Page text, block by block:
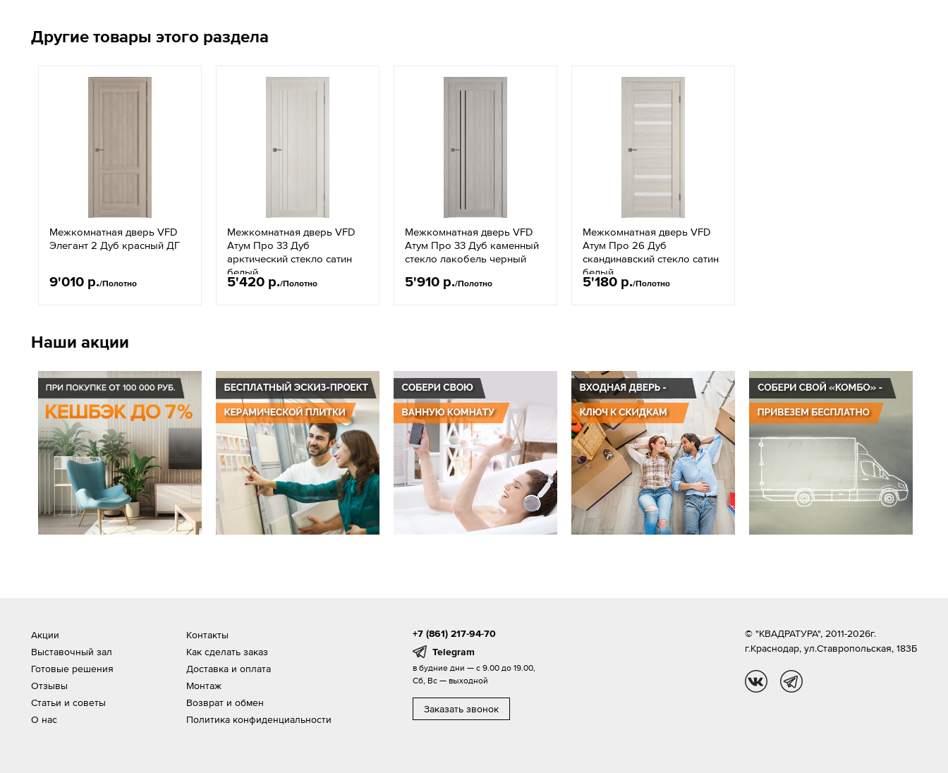
Другие товары этого раздела
Межкомнатная дверь VFD
Элегант 2 Дуб красный ДГ
9'010 р./Полотно
Межкомнатная дверь VFD
Атум Про 33 Дуб
арктический стекло сатин
белый
5'420 р./Полотно
Межкомнатная дверь VFD
Атум Про 33 Дуб каменный
стекло лакобель черный
5'910 р./Полотно
Межкомнатная дверь VFD
Атум Про 26 Дуб
скандинавский стекло сатин
белый
5'180 р./Полотно
Наши акции
Акции
Выставочный зал
Готовые решения
Отзывы
Статьи и советы
О нас
Контакты
Как сделать заказ
Доставка и оплата
Монтаж
Возврат и обмен
Политика конфиденциальности
+7 (861) 217-94-70
Telegram
в будние дни — с 9.00 до 19.00,
Сб, Вс — выходной
Заказать звонок
© "КВАДРАТУРА", 2011-2026г.
г.Краснодар, ул.Ставропольская, 183Б